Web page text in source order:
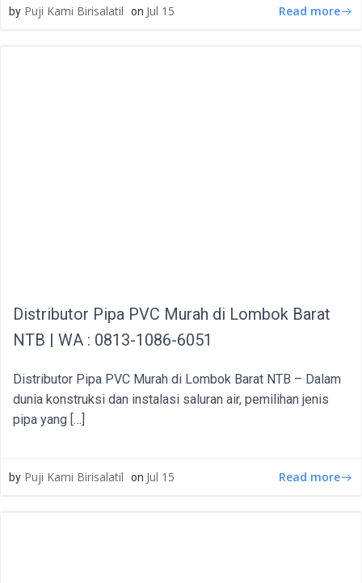
by Puji Kami Birisalatil on Jul 15 Read more
Distributor Pipa PVC Murah di Lombok Barat
NTB | WA : 0813-1086-6051
Distributor Pipa PVC Murah di Lombok Barat NTB – Dalam
dunia konstruksi dan instalasi saluran air, pemilihan jenis
pipa yang […]
by Puji Kami Birisalatil on Jul 15 Read more